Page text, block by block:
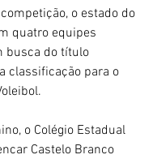
o estado do
quatro equipes
busca do título
classificação para o
o Colégio Estadual
Castelo Branco